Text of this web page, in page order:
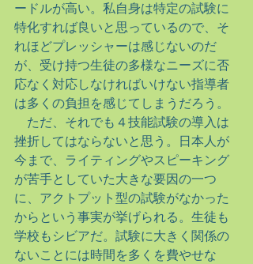
ードルが高い。私自身は特定の試験に
特化すれば良いと思っているので、そ
れほどプレッシャーは感じないのだ
が、受け持つ生徒の多様なニーズに否
応なく対応しなければいけない指導者
は多くの負担を感じてしまうだろう。
ただ、それでも４技能試験の導入は
挫折してはならないと思う。日本人が
今まで、ライティングやスピーキング
が苦手としていた大きな要因の一つ
に、アクトプット型の試験がなかった
からという事実が挙げられる。生徒も
学校もシビアだ。試験に大きく関係の
ないことには時間を多くを費やせな